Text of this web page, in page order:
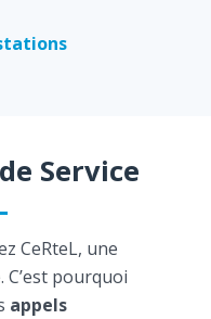
Service
CeRteL, une
pourquoi
appels